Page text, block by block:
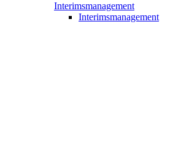
Interimsmanagement
Interimsmanagement